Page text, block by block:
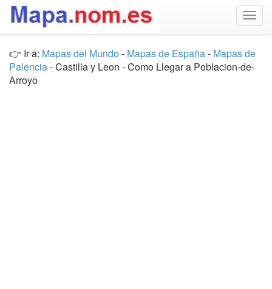
👉 Ir a: Mapas del Mundo - Mapas de España- Mapas de
Palencia- Castilla y Leon - Como Llegar a Poblacion-de-
Arroyo